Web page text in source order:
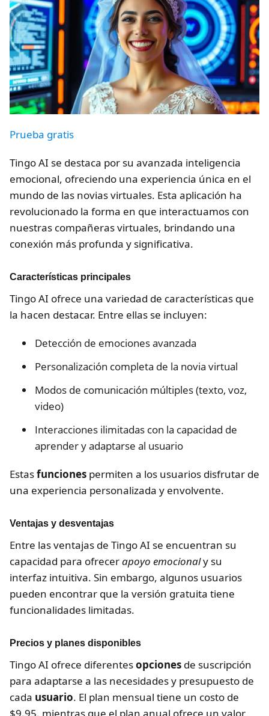
Prueba gratis
Tingo AI se destaca por su avanzada inteligencia
emocional, ofreciendo una experiencia única en el
mundo de las novias virtuales. Esta aplicación ha
revolucionado la forma en que interactuamos con
nuestras compañeras virtuales, brindando una
conexión más profunda y significativa.
Características principales
Tingo AI ofrece una variedad de características que
la hacen destacar. Entre ellas se incluyen:
Detección de emociones avanzada
Personalización completa de la novia virtual
Modos de comunicación múltiples (texto, voz,
video)
Interacciones ilimitadas con la capacidad de
aprender y adaptarse al usuario
Estasfunciones permiten a los usuarios disfrutar de
una experiencia personalizada y envolvente.
Ventajas y desventajas
Entre las ventajas de Tingo AI se encuentran su
capacidad para ofrecerapoyo emocionaly su
interfaz intuitiva. Sin embargo, algunos usuarios
pueden encontrar que la versión gratuita tiene
funcionalidades limitadas.
Precios y planes disponibles
Tingo AI ofrece diferentesopciones de suscripción
para adaptarse a las necesidades y presupuesto de
cada usuario. El plan mensual tiene un costo de
$9.95, mientras que el plan anual ofrece un valor